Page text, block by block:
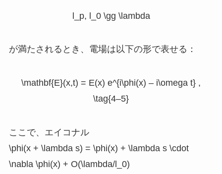
l_p, l_0 \gg \lambda
が満たされるとき、電場は以下の形で表せる：
\mathbf{E}(x,t) = E(x) e^{i\phi(x) – i\omega t} ,
\tag{4–5}
ここで、エイコナル
\phi(x + \lambda s) = \phi(x) + \lambda s \cdot
\nabla \phi(x) + O(\lambda/l_0)